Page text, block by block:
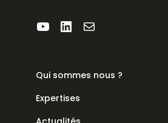
YouTube
LinkedIn
E-mail
Qui sommes nous ?
Expertises